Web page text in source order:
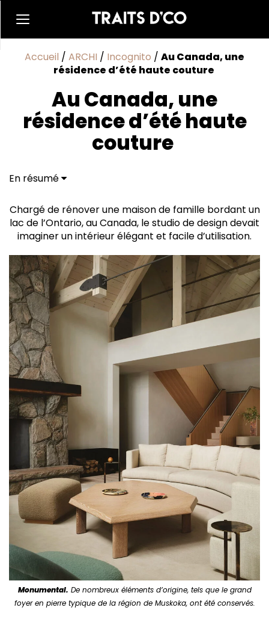
Accueil / ARCHI / Incognito / Au Canada, une
résidence d’été haute couture
Au Canada, une
résidence d’été haute
couture
En résumé
Confort des sens
Chargé de rénover une maison de famille bordant un
lac de l’Ontario, au Canada, le studio de design devait
imaginer un intérieur élégant et facile d’utilisation.
Monumental. De nombreux éléments d’origine, tels que le grand
foyer en pierre typique de la région de Muskoka, ont été conservés.